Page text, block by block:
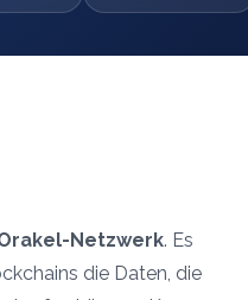
Netzwerk. Es
die Daten, die